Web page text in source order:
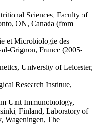
Sciences, Faculty of
ON, Canada (from
et Microbiologie des
Grignon, France (2005-
University of Leicester,
Research Institute,
Unit Immunobiology,
Finland, Laboratory of
Wageningen, The